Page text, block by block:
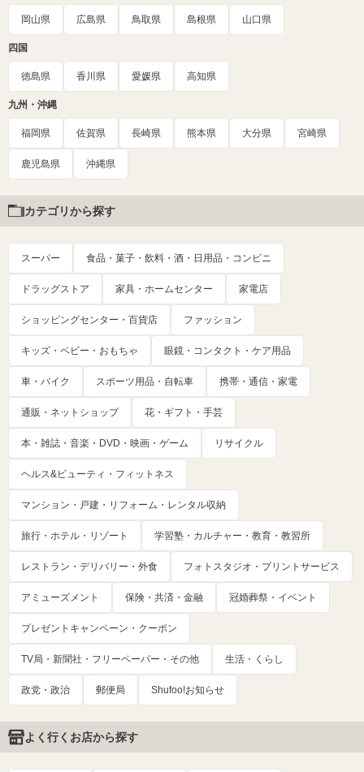
岡山県 広島県 鳥取県 島根県 山口県
四国
徳島県 香川県 愛媛県 高知県
九州・沖縄
福岡県 佐賀県 長崎県 熊本県 大分県 宮崎県
鹿児島県 沖縄県
カテゴリから探す
スーパー 食品・菓子・飲料・酒・日用品・コンビニ
ドラッグストア 家具・ホームセンター 家電店
ショッピングセンター・百貨店 ファッション
キッズ・ベビー・おもちゃ 眼鏡・コンタクト・ケア用品
車・バイク スポーツ用品・自転車 携帯・通信・家電
通販・ネットショップ 花・ギフト・手芸
本・雑誌・音楽・DVD・映画・ゲーム リサイクル
ヘルス&ビューティ・フィットネス
マンション・戸建・リフォーム・レンタル収納
旅行・ホテル・リゾート 学習塾・カルチャー・教育・教習所
レストラン・デリバリー・外食 フォトスタジオ・プリントサービス
アミューズメント 保険・共済・金融 冠婚葬祭・イベント
プレゼントキャンペーン・クーポン
TV局・新聞社・フリーペーパー・その他 生活・くらし
政党・政治 郵便局 Shufoo!お知らせ
よく行くお店から探す